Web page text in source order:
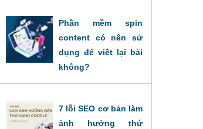
Phần mềm spin
content có nên sử
dụng để viết lại bài
không?
7 lỗi SEO cơ bản làm
ảnh hưởng thứ